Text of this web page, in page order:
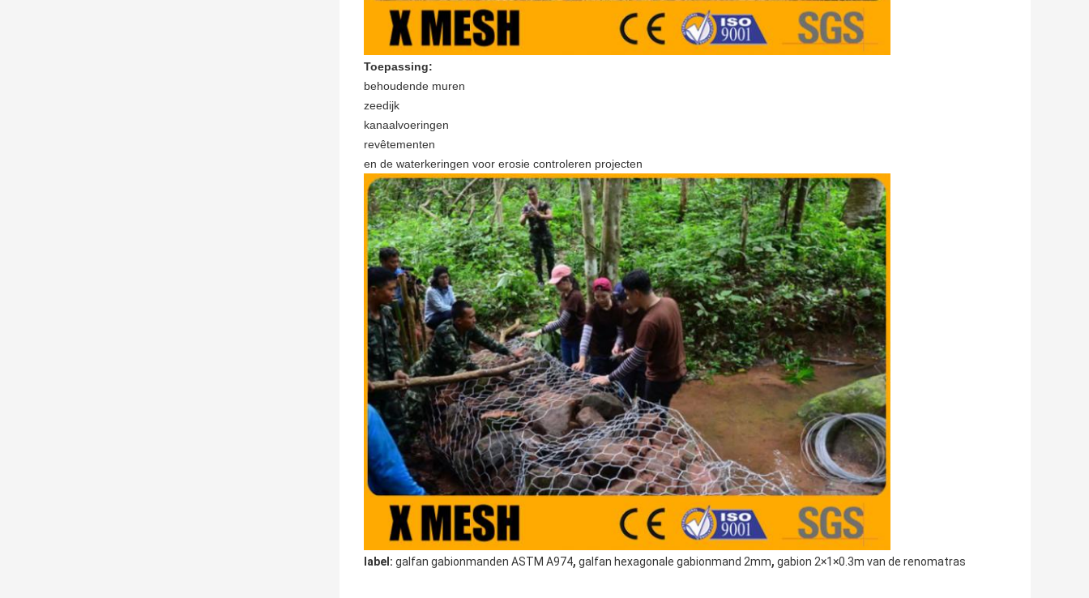
Toepassing:
behoudende muren
zeedijk
kanaalvoeringen
revêtementen
en de waterkeringen voor erosie controleren projecten
label: galfan gabionmanden ASTM A974, galfan hexagonale gabionmand 2mm, gabion 2×1×0.3m van de renomatras